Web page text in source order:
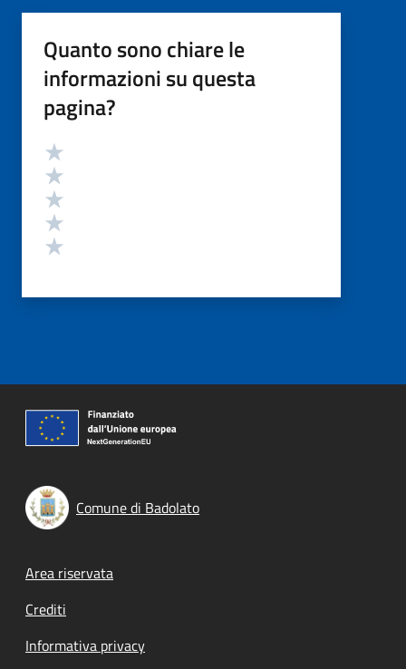
Quanto sono chiare le
informazioni su questa
pagina?
Valutazione
Comune di Badolato
Footer menu
Area riservata
Crediti
Informativa privacy